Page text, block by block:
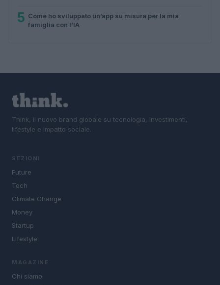
5 Come ho sviluppato un’app su misura per la mia
famiglia con l’IA
Think, il nuovo brand globale su tecnologia, investimenti,
lifestyle e impatto sociale.
SEZIONI
Future
Tech
Climate Change
Money
Startup
Lifestyle
MAGAZINE
Chi siamo